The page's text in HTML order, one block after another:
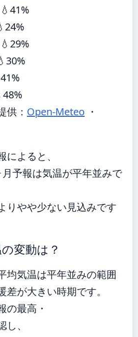
💧41%
💧29%
供： Open-Meteo ・
よると、
予報は気温が平年並みで
りやや少ない見込みです
変動は？
均気温は平年並みの範囲
差が大きい時期です。
の最高・
、